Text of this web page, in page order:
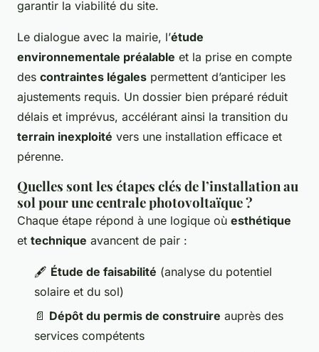
garantir la viabilité du site.
Le dialogue avec la mairie, l’étude
environnementale préalable et la prise en compte
des contraintes légales permettent d’anticiper les
ajustements requis. Un dossier bien préparé réduit
délais et imprévus, accélérant ainsi la transition du
terrain inexploité vers une installation efficace et
pérenne.
Quelles sont les étapes clés de l’installation au
sol pour une centrale photovoltaïque ?
Chaque étape répond à une logique où esthétique
et technique avancent de pair :
🖋️ Étude de faisabilité (analyse du potentiel
solaire et du sol)
📄 Dépôt du permis de construire auprès des
services compétents